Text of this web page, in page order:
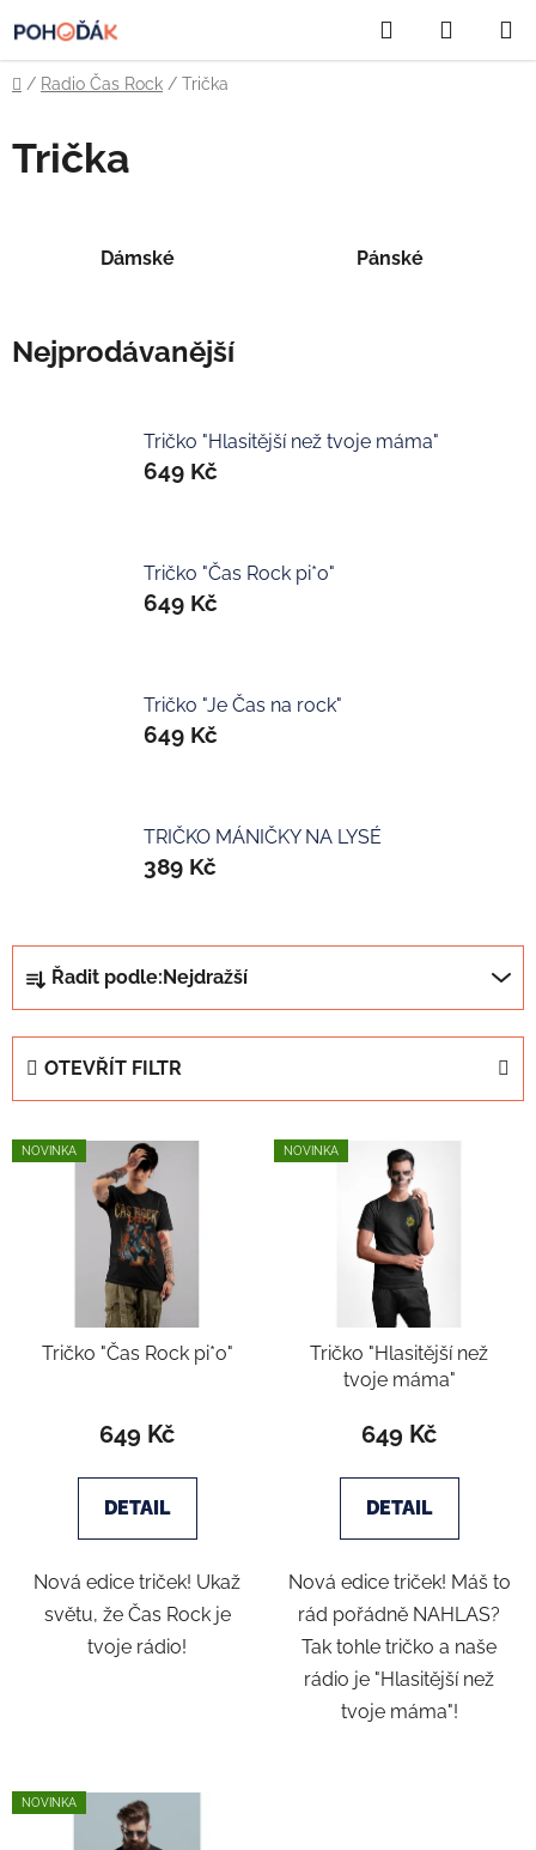
na
obsah
Hledat
KOŠÍK
Domů
/ Radio Čas Rock / Trička
Trička
Dámské Pánské
Nejprodávanější
Tričko "Hlasitější než tvoje máma"
649 Kč
Tričko "Čas Rock pi*o"
649 Kč
Tričko "Je Čas na rock"
649 Kč
TRIČKO MÁNIČKY NA LYSÉ
389 Kč
a
z
n
p
Řadit podle: Nejdražší
OTEVŘÍT FILTR
V
ý
NOVINKA
Tričko "Čas Rock pi*o"
649 Kč
DETAIL
Nová edice triček! Ukaž
světu, že Čas Rock je
tvoje rádio!
NOVINKA
Tričko "Hlasitější než
tvoje máma"
649 Kč
DETAIL
Nová edice triček! Máš to
rád pořádně NAHLAS?
Tak tohle tričko a naše
rádio je "Hlasitější než
tvoje máma"!
NOVINKA